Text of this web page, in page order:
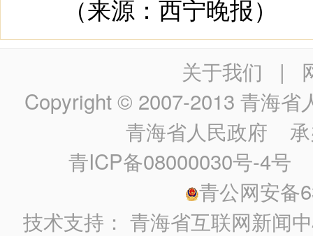
（来源：西宁晚报）
关于我们 |
Copyright © 2007-2013 青海省
青海省人民政府 承
青ICP备08000030号-4号
青公网安备
技术支持：青海省互联网新闻